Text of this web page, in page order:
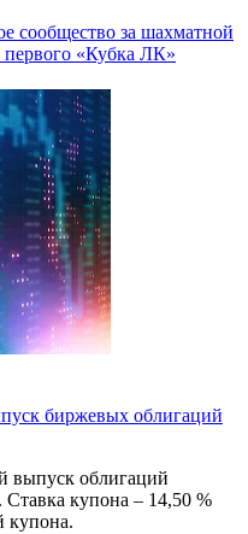
сообщество за шахматной
первого «Кубка ЛК»
биржевых облигаций
выпуск облигаций
купона – 14,50 %
купона.